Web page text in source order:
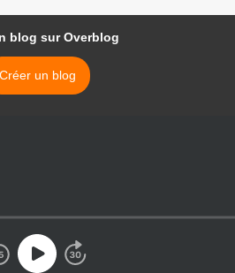
blog sur Overblog
Créer un blog